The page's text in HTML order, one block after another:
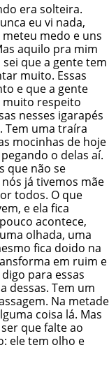
era solteira.
eu vi nada,
medo e uns
aquilo pra mim
que a gente tem
muito. Essas
e que a gente
muito respeito
nesses igarapés
Tem uma traíra
mocinhas de hoje
o delas aí.
que não se
já tivemos mãe
todos. O que
e ela fica
acontece,
olhada, uma
fica doido na
em ruim e
para essas
dessas. Tem um
Na metade
coisa lá. Mas
que falte ao
ele tem olho e